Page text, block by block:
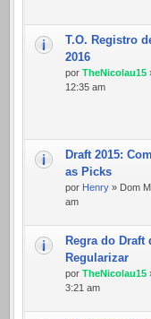
T.O. Registro
2016
por TheNicolau15
12:35 am
Draft 2015:
as Picks
por Henry » Dom
am
Regra do Draft
Regularizar
por TheNicolau15
3:21 am